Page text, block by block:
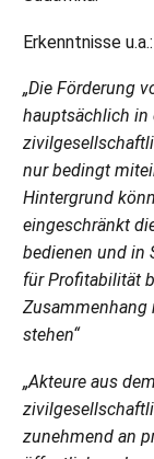
Erkenntnisse u.a.:
„Die Förderung
hauptsächlich in
nur bedingt
Hintergrund
eingeschränkt
bedienen und in
für Profitabilität
Zusammenhang
stehen“
„Akteure aus
zunehmend an